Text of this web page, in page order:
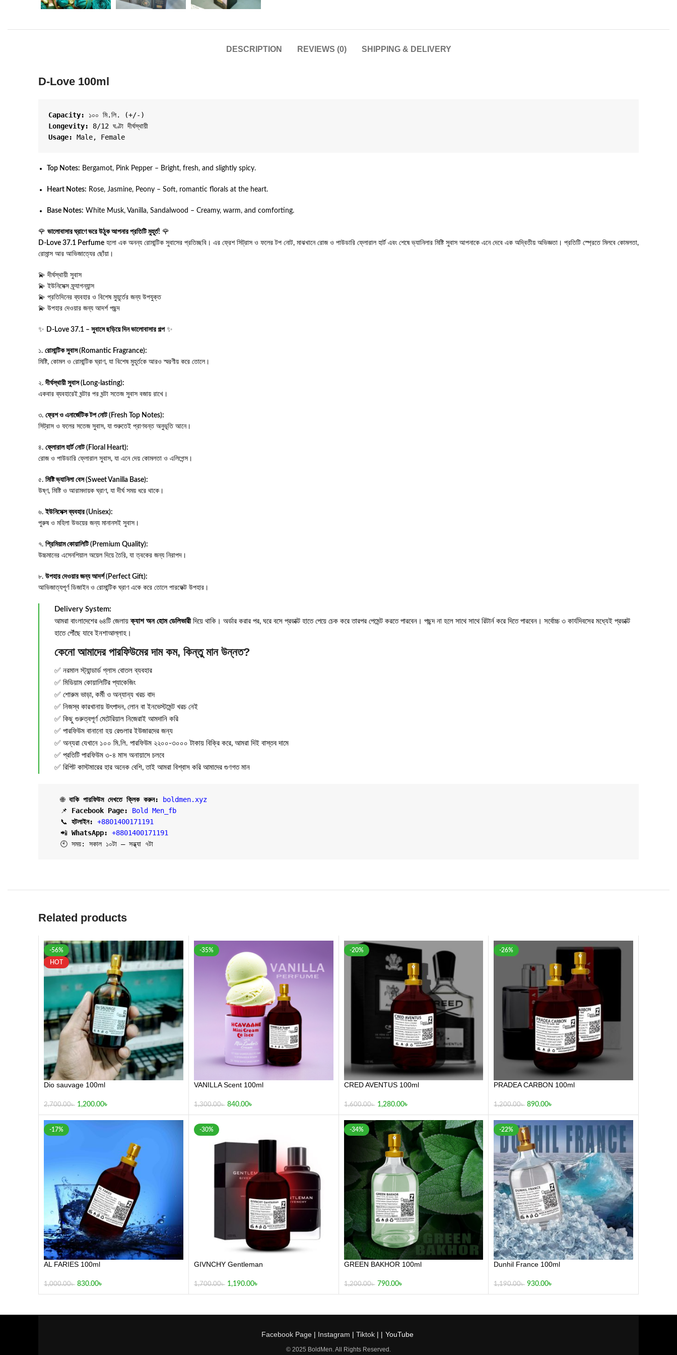
DESCRIPTION REVIEWS (0) SHIPPING & DELIVERY
D-Love 100ml
Capacity:
১০০ মি.লি. (+/-)
Longevity:
8/12 ঘণ্টা দীর্ঘস্থায়ী
Usage:
Male, Female
Top Notes: Bergamot, Pink Pepper – Bright, fresh, and slightly spicy.
Heart Notes: Rose, Jasmine, Peony – Soft, romantic florals at the heart.
Base Notes: White Musk, Vanilla, Sandalwood – Creamy, warm, and comforting.
🌹 ভালোবাসার ঘ্রাণে ভরে উঠুক আপনার প্রতিটি মুহূর্ত! 🌹
D-Love 37.1 Perfume হলো এক অনন্য রোমান্টিক সুবাসের প্রতিচ্ছবি। এর ফ্রেশ সিট্রাস ও ফলের টপ নোট, মাঝখানে রোজ ও পাউডারি ফ্লোরাল হার্ট এবং শেষে ভ্যানিলার মিষ্টি সুবাস আপনাকে এনে দেবে এক অদ্বিতীয় অভিজ্ঞতা। প্রতিটি স্প্রেতে মিলবে কোমলতা,
রোমান্স আর আভিজাত্যের ছোঁয়া।
💫 দীর্ঘস্থায়ী সুবাস
💫 ইউনিসেক্স ফ্র্যাগন্যান্স
💫 প্রতিদিনের ব্যবহার ও বিশেষ মুহূর্তের জন্য উপযুক্ত
💫 উপহার দেওয়ার জন্য আদর্শ পছন্দ
✨ D-Love 37.1 – সুবাসে ছড়িয়ে দিন ভালোবাসার গল্প✨
১. রোমান্টিক সুবাস (Romantic Fragrance):
মিষ্টি, কোমল ও রোমান্টিক ঘ্রাণ, যা বিশেষ মুহূর্তকে আরও স্মরণীয় করে তোলে।
২.দীর্ঘস্থায়ী সুবাস (Long-lasting):
একবার ব্যবহারেই ঘন্টার পর ঘন্টা সতেজ সুবাস বজায় রাখে।
৩. ফ্রেশ ও এনার্জেটিক টপ নোট (Fresh Top Notes):
সিট্রাস ও ফলের সতেজ সুবাস, যা শুরুতেই প্রাণবন্ত অনুভূতি আনে।
৪. ফ্লোরাল হার্ট নোট (Floral Heart):
রোজ ও পাউডারি ফ্লোরাল সুবাস, যা এনে দেয় কোমলতা ও এলিগেন্স।
৫. মিষ্টি ভ্যানিলা বেস (Sweet Vanilla Base):
উষ্ণ, মিষ্টি ও আরামদায়ক ঘ্রাণ, যা দীর্ঘ সময় ধরে থাকে।
৬. ইউনিসেক্স ব্যবহার (Unisex):
পুরুষ ও মহিলা উভয়ের জন্য মানানসই সুবাস।
৭. প্রিমিয়াম কোয়ালিটি (Premium Quality):
উচ্চমানের এসেনশিয়াল অয়েল দিয়ে তৈরি, যা ত্বকের জন্য নিরাপদ।
৮. উপহার দেওয়ার জন্য আদর্শ (Perfect Gift):
আভিজাত্যপূর্ণ ডিজাইন ও রোমান্টিক ঘ্রাণ একে করে তোলে পারফেক্ট উপহার।
Delivery System:
আমরা বাংলাদেশের ৬৪টি জেলায়ক্যাশ অন হোম ডেলিভারীদিয়ে থাকি। অর্ডার করার পর, ঘরে বসে প্রডাক্ট হাতে পেয়ে চেক করে তারপর পেমেন্ট করতে পারবেন। পছন্দ না হলে সাথে সাথে রিটার্ন করে দিতে পারবেন। সর্বোচ্চ ৩ কার্যদিবসের মধ্যেই প্রডাক্ট
হাতে পৌঁছে যাবে ইনশাআল্লাহ।
কেনো আমাদের পারফিউমের দাম কম, কিন্তু মান উন্নত?
✅ নরমাল স্ট্যান্ডার্ড গ্লাস বোতল ব্যবহার
✅ মিডিয়াম কোয়ালিটির প্যাকেজিং
✅ শোরুম ভাড়া, কর্মী ও অন্যান্য খরচ বাদ
✅ নিজস্ব কারখানায় উৎপাদন, লোন বা ইনভেস্টমেন্ট খরচ নেই
✅ কিছু গুরুত্বপূর্ণ মেটেরিয়াল নিজেরাই আমদানি করি
✅ পারফিউম বানানো হয় রেগুলার ইউজারদের জন্য
✅ অন্যরা যেখানে ১০০ মি.লি. পারফিউম ২২০০-৩০০০ টাকায় বিক্রি করে, আমরা দিই বাস্তব দামে
✅ প্রতিটি পারফিউম ৩-৪ মাস অনায়াসে চলবে
✅ রিপিট কাস্টমারের হার অনেক বেশি, তাই আমরা বিশ্বাস করি আমাদের গুণগত মান
   🌐
বাকি পারফিউম দেখতে ক্লিক করুন:
boldmen.xyz
   📌
Facebook Page:
Bold Men_fb
   📞
হটলাইন:
+8801400171191
   📲
WhatsApp: +8801400171191
   🕙 সময়: সকাল ১০টা – সন্ধ্যা ৭টা
Related products
-56%
HOT
Dio sauvage 100ml
2,700.00৳ 1,200.00৳
-35%
VANILLA Scent 100ml
1,300.00৳ 840.00৳
-20%
CRED AVENTUS 100ml
1,600.00৳ 1,280.00৳
-26%
PRADEA CARBON 100ml
1,200.00৳ 890.00৳
-17%
AL FARIES 100ml
1,000.00৳ 830.00৳
-30%
GIVNCHY Gentleman
1,700.00৳ 1,190.00৳
-34%
GREEN BAKHOR 100ml
1,200.00৳ 790.00৳
-22%
Dunhil France 100ml
1,190.00৳ 930.00৳
Facebook Page| Instagram | Tiktok| | YouTube
© 2025 BoldMen. All Rights Reserved.